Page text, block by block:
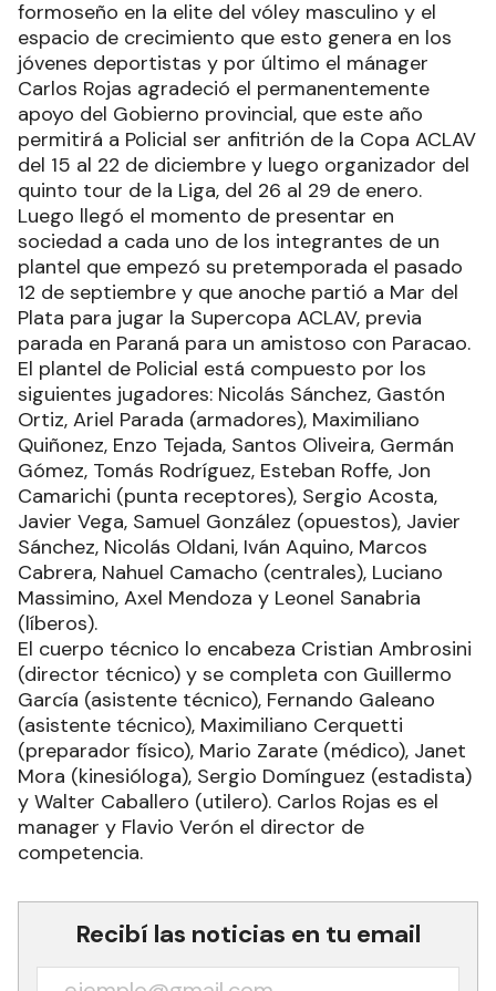
formoseño en la elite del vóley masculino y el
espacio de crecimiento que esto genera en los
jóvenes deportistas y por último el mánager
Carlos Rojas agradeció el permanentemente
apoyo del Gobierno provincial, que este año
permitirá a Policial ser anfitrión de la Copa ACLAV
del 15 al 22 de diciembre y luego organizador del
quinto tour de la Liga, del 26 al 29 de enero.
Luego llegó el momento de presentar en
sociedad a cada uno de los integrantes de un
plantel que empezó su pretemporada el pasado
12 de septiembre y que anoche partió a Mar del
Plata para jugar la Supercopa ACLAV, previa
parada en Paraná para un amistoso con Paracao.
El plantel de Policial está compuesto por los
siguientes jugadores: Nicolás Sánchez, Gastón
Ortiz, Ariel Parada (armadores), Maximiliano
Quiñonez, Enzo Tejada, Santos Oliveira, Germán
Gómez, Tomás Rodríguez, Esteban Roffe, Jon
Camarichi (punta receptores), Sergio Acosta,
Javier Vega, Samuel González (opuestos), Javier
Sánchez, Nicolás Oldani, Iván Aquino, Marcos
Cabrera, Nahuel Camacho (centrales), Luciano
Massimino, Axel Mendoza y Leonel Sanabria
(líberos).
El cuerpo técnico lo encabeza Cristian Ambrosini
(director técnico) y se completa con Guillermo
García (asistente técnico), Fernando Galeano
(asistente técnico), Maximiliano Cerquetti
(preparador físico), Mario Zarate (médico), Janet
Mora (kinesióloga), Sergio Domínguez (estadista)
y Walter Caballero (utilero). Carlos Rojas es el
manager y Flavio Verón el director de
competencia.
Recibí las noticias en tu email